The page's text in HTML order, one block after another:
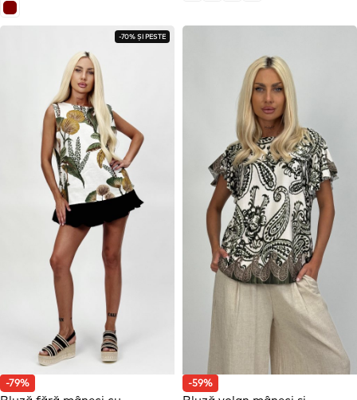
-70% ȘI PESTE
-79% -59%